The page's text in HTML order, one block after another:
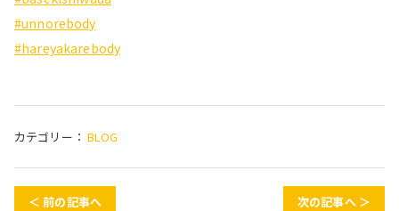
#unnorebody
#hareyakarebody
カテゴリー： BLOG
＜ 前の記事へ 次の記事へ ＞